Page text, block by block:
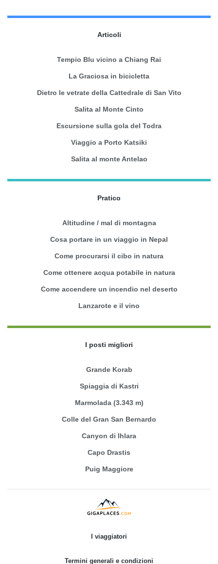
Articoli
Tempio Blu vicino a Chiang Rai
La Graciosa in bicicletta
Dietro le vetrate della Cattedrale di San Vito
Salita al Monte Cinto
Escursione sulla gola del Todra
Viaggio a Porto Katsiki
Salita al monte Antelao
Pratico
Altitudine / mal di montagna
Cosa portare in un viaggio in Nepal
Come procurarsi il cibo in natura
Come ottenere acqua potabile in natura
Come accendere un incendio nel deserto
Lanzarote e il vino
I posti migliori
Grande Korab
Spiaggia di Kastri
Marmolada (3.343 m)
Colle del Gran San Bernardo
Canyon di Ihlara
Capo Drastis
Puig Maggiore
I viaggiatori
Termini generali e condizioni